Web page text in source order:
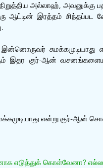
அல்லாஹ், அவனுக்கு
ஆட்டின் இரத்தம் சிந்தப்பட
சுமக்கமுடியாது
இதர குர்-ஆன்
என்று குர்-ஆன்
எடுத்துக் கொள்வேனா?